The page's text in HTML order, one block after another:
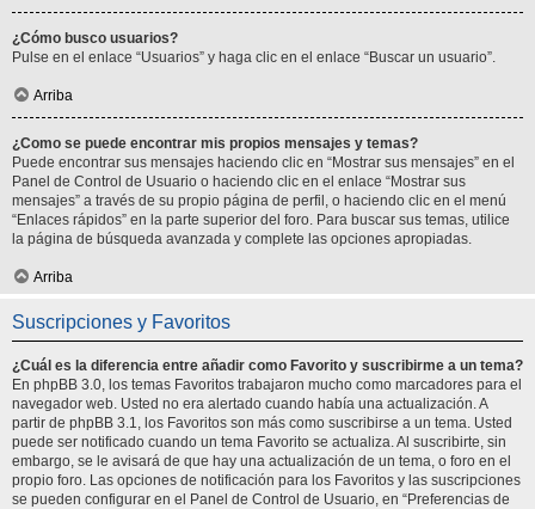
¿Cómo busco usuarios?
Pulse en el enlace “Usuarios” y haga clic en el enlace “Buscar un usuario”.
Arriba
¿Como se puede encontrar mis propios mensajes y temas?
Puede encontrar sus mensajes haciendo clic en “Mostrar sus mensajes” en el
Panel de Control de Usuario o haciendo clic en el enlace “Mostrar sus
mensajes” a través de su propio página de perfil, o haciendo clic en el menú
“Enlaces rápidos” en la parte superior del foro. Para buscar sus temas, utilice
la página de búsqueda avanzada y complete las opciones apropiadas.
Arriba
Suscripciones y Favoritos
¿Cuál es la diferencia entre añadir como Favorito y suscribirme a un tema?
En phpBB 3.0, los temas Favoritos trabajaron mucho como marcadores para el
navegador web. Usted no era alertado cuando había una actualización. A
partir de phpBB 3.1, los Favoritos son más como suscribirse a un tema. Usted
puede ser notificado cuando un tema Favorito se actualiza. Al suscribirte, sin
embargo, se le avisará de que hay una actualización de un tema, o foro en el
propio foro. Las opciones de notificación para los Favoritos y las suscripciones
se pueden configurar en el Panel de Control de Usuario, en “Preferencias de